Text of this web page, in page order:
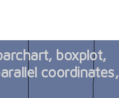
boxplot,
coordinates,